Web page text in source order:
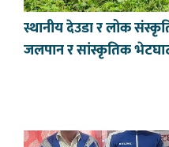
स्थानीय देउडा र लोक
जलपान र सांस्कृतिक